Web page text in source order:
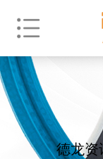
德龙资